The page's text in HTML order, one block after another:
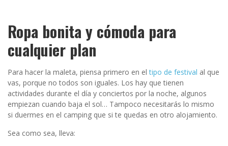
Ropa bonita y cómoda para
cualquier plan
Para hacer la maleta, piensa primero en eltipo de festival al que
vas, porque no todos son iguales. Los hay que tienen
actividades durante el día y conciertos por la noche, algunos
empiezan cuando baja el sol… Tampoco necesitarás lo mismo
si duermes en el camping que si te quedas en otro alojamiento.
Sea como sea, lleva: